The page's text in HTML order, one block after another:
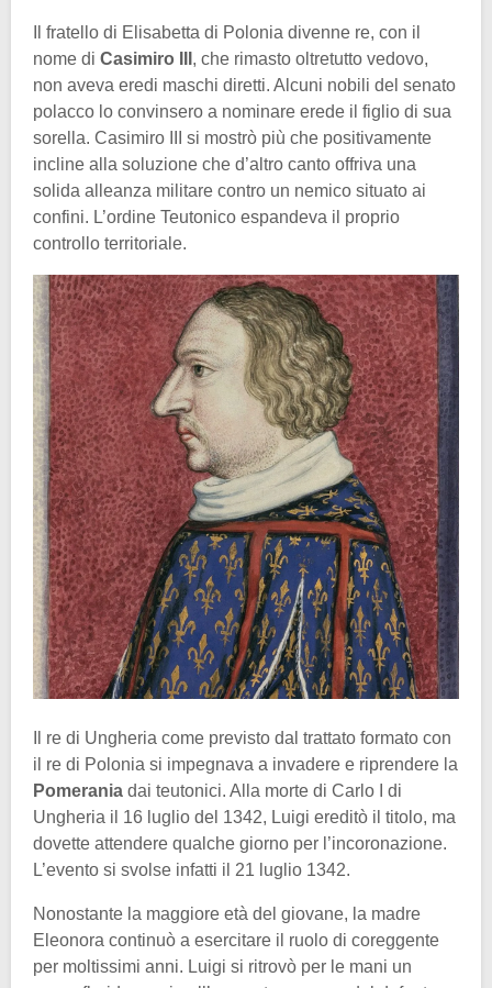
Il fratello di Elisabetta di Polonia divenne re, con il
nome di Casimiro III , che rimasto oltretutto vedovo,
non aveva eredi maschi diretti. Alcuni nobili del senato
polacco lo convinsero a nominare erede il figlio di sua
sorella. Casimiro III si mostrò più che positivamente
incline alla soluzione che d’altro canto offriva una
solida alleanza militare contro un nemico situato ai
confini. L’ordine Teutonico espandeva il proprio
controllo territoriale.
Il re di Ungheria come previsto dal trattato formato con
il re di Polonia si impegnava a invadere e riprendere la
Pomerania dai teutonici. Alla morte di Carlo I di
Ungheria il 16 luglio del 1342, Luigi ereditò il titolo, ma
dovette attendere qualche giorno per l’incoronazione.
L’evento si svolse infatti il 21 luglio 1342.
Nonostante la maggiore età del giovane, la madre
Eleonora continuò a esercitare il ruolo di coreggente
per moltissimi anni. Luigi si ritrovò per le mani un